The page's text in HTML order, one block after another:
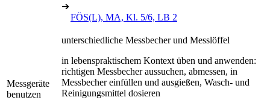
➔
FÖS(L), MA, Kl. 5/6, LB 2
Messgeräte
benutzen
unterschiedliche Messbecher und Messlöffel
in lebenspraktischem Kontext üben und anwenden:
richtigen Messbecher aussuchen, abmessen, in
Messbecher einfüllen und ausgießen, Wasch- und
Reinigungsmittel dosieren